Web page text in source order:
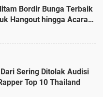
Bordir Bunga Terbaik
Hangout hingga Acara
Sering Ditolak Audisi
Top 10 Thailand